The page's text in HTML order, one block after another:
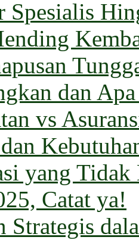
Spesialis
dan
vs
yang
Catat ya!
Strategis